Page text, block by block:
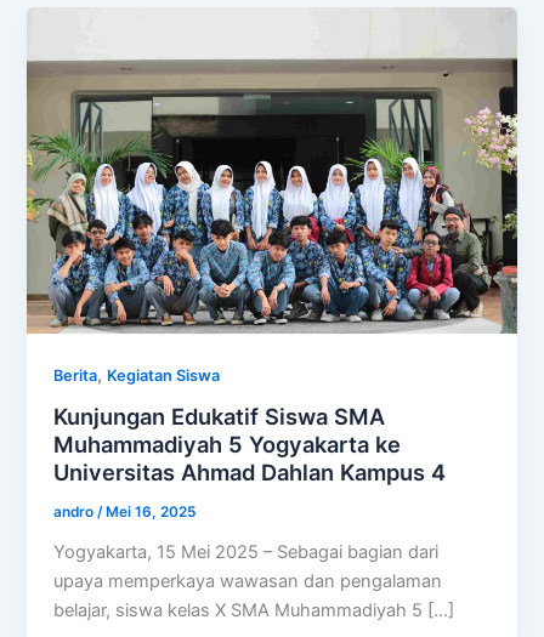
Berita, Kegiatan Siswa
Kunjungan Edukatif Siswa SMA
Muhammadiyah 5 Yogyakarta ke
Universitas Ahmad Dahlan Kampus 4
andro/ Mei 16, 2025
Yogyakarta, 15 Mei 2025 – Sebagai bagian dari
upaya memperkaya wawasan dan pengalaman
belajar, siswa kelas X SMA Muhammadiyah 5 […]